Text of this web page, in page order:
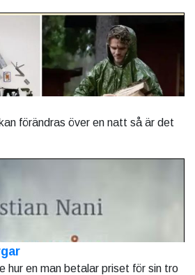
förändras över en natt så är det
hur en man betalar priset för sin tro